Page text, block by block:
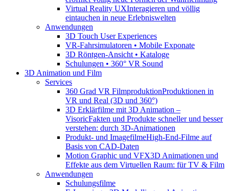
Virtual Reality UXInteragieren und völlig
eintauchen in neue Erlebniswelten
Anwendungen
3D Touch User Experiences
VR-Fahrsimulatoren • Mobile Exponate
3D Röntgen-Ansicht • Kataloge
Schulungen • 360° VR Sound
3D Animation und Film
Services
360 Grad VR FilmproduktionProduktionen in
VR und Real (3D und 360°)
3D Erklärfilme mit 3D Animation –
VisoricFakten und Produkte schneller und besser
verstehen: durch 3D-Animationen
Produkt- und ImagefilmeHigh-End-Filme auf
Basis von CAD-Daten
Motion Graphic und VFX3D Animationen und
Effekte aus dem Virtuellen Raum: für TV & Film
Anwendungen
Schulungsfilme